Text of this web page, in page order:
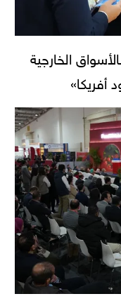
الخارجية
أفريكا»